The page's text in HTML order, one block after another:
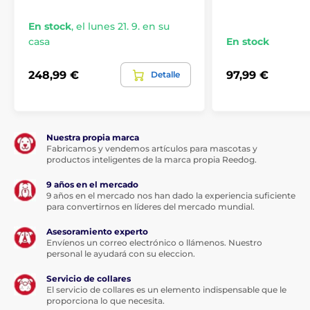
El collar electrónico PG-300 le ayuda a
adiestrar a su perro sin correa hasta 800
metros. Un alcance de 800 metros es
suficiente para el adiestramiento básico y profesional
de la mayoría de los perros. La PG-300 es la elección
En stock, el lunes 21. 9. en su
casa
248,99 € Detalle
En stock
97,99 €
Nuestra propia marca
Fabricamos y vendemos artículos para mascotas y
productos inteligentes de la marca propia Reedog.
9 años en el mercado
9 años en el mercado nos han dado la experiencia suficiente
para convertirnos en líderes del mercado mundial.
Asesoramiento experto
Envíenos un correo electrónico o llámenos. Nuestro
personal le ayudará con su eleccion.
Servicio de collares
El servicio de collares es un elemento indispensable que le
proporciona lo que necesita.